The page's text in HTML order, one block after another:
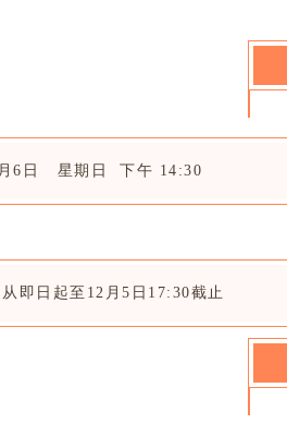
日 星期日 下午 14:30
日起至12月5日17:30截止